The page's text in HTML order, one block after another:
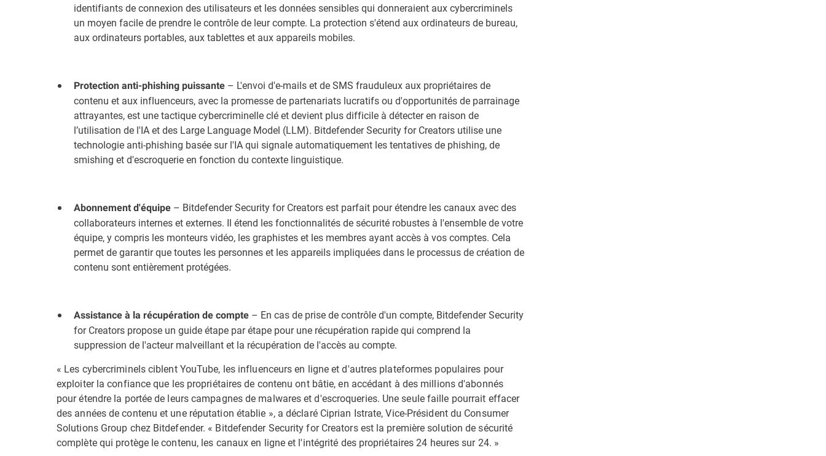
identifiants de connexion des utilisateurs et les données sensibles qui donneraient aux cybercriminels
un moyen facile de prendre le contrôle de leur compte. La protection s'étend aux ordinateurs de bureau,
aux ordinateurs portables, aux tablettes et aux appareils mobiles.
Protection anti-phishing puissante – L'envoi d'e-mails et de SMS frauduleux aux propriétaires de
contenu et aux influenceurs, avec la promesse de partenariats lucratifs ou d'opportunités de parrainage
attrayantes, est une tactique cybercriminelle clé et devient plus difficile à détecter en raison de
l’utilisation de l'IA et des Large Language Model (LLM). Bitdefender Security for Creators utilise une
technologie anti-phishing basée sur l'IA qui signale automatiquement les tentatives de phishing, de
smishing et d'escroquerie en fonction du contexte linguistique.
Abonnement d'équipe – Bitdefender Security for Creators est parfait pour étendre les canaux avec des
collaborateurs internes et externes. Il étend les fonctionnalités de sécurité robustes à l'ensemble de votre
équipe, y compris les monteurs vidéo, les graphistes et les membres ayant accès à vos comptes. Cela
permet de garantir que toutes les personnes et les appareils impliquées dans le processus de création de
contenu sont entièrement protégées.
Assistance à la récupération de compte – En cas de prise de contrôle d'un compte, Bitdefender Security
for Creators propose un guide étape par étape pour une récupération rapide qui comprend la
suppression de l'acteur malveillant et la récupération de l'accès au compte.
« Les cybercriminels ciblent YouTube, les influenceurs en ligne et d'autres plateformes populaires pour
exploiter la confiance que les propriétaires de contenu ont bâtie, en accédant à des millions d'abonnés
pour étendre la portée de leurs campagnes de malwares et d'escroqueries. Une seule faille pourrait effacer
des années de contenu et une réputation établie », a déclaré Ciprian Istrate, Vice-Président du Consumer
Solutions Group chez Bitdefender. « Bitdefender Security for Creators est la première solution de sécurité
complète qui protège le contenu, les canaux en ligne et l'intégrité des propriétaires 24 heures sur 24. »